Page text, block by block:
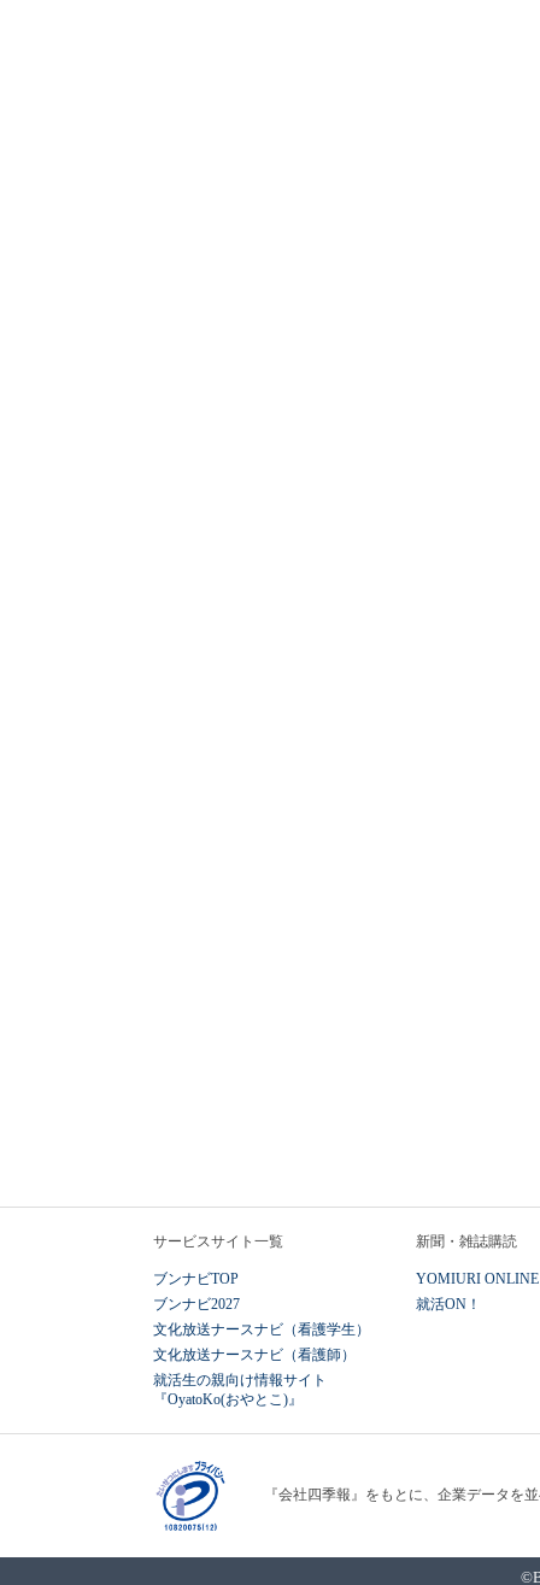
サービスサイト一覧
ブンナビTOP
ブンナビ2027
文化放送ナースナビ（看護学生）
文化放送ナースナビ（看護師）
就活生の親向け情報サイト
『OyatoKo(おやとこ)』
新聞・雑誌購読
YOMIURI ONLINE
就活ON！
『会社四季報』をもとに、企業データを